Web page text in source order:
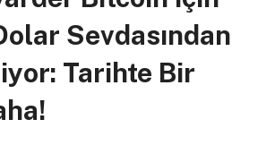
Sevdasından
Tarihte Bir